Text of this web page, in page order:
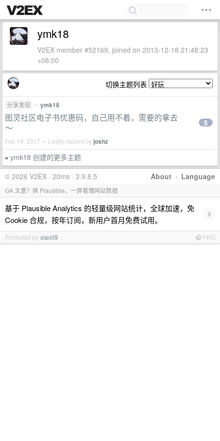
ymk18
V2EX member #52169, joined on 2013-12-18 21:48:23
+08:00
切换主题列表
分享发现 • ymk18
图灵社区电子书优惠码，自己用不着，需要的拿去
～
Feb 19, 2017 • Lastly replied by joshz
5
» ymk18 创建的更多主题
About · Language
© 2026 V2EX · 20ms · 3.9.8.5
GA 太重？换 Plausible，一屏看懂网站数据
基于 Plausible Analytics 的轻量级网站统计，全球加速，免
Cookie 合规，按年订阅，新用户首月免费试用。
›
Promoted byxiaoli9 PRO